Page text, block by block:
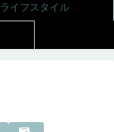
ライフスタイル